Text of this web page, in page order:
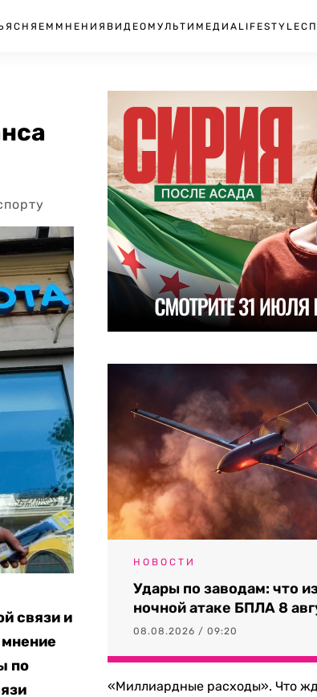
МНЕНИЯ ВИДЕО МУЛЬТИМЕДИА LIFESTYLE
связи и
по
НОВОСТИ
Удары по заводам: что
ночной атаке БПЛА 8
08.08.2026 / 09:20
«Миллиардные расходы». Что